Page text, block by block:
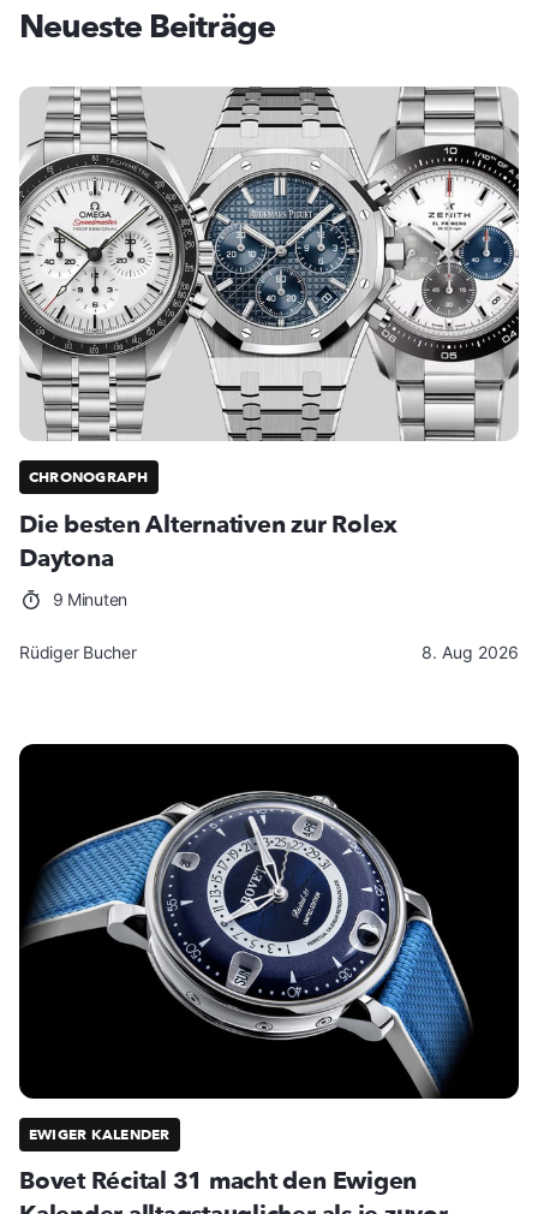
Neueste Beiträge
CHRONOGRAPH
Die besten Alternativen zur Rolex
Daytona
9 Minuten
Rüdiger Bucher 8. Aug 2026
EWIGER KALENDER
Bovet Récital 31 macht den Ewigen